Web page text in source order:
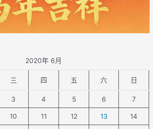
2020年 6月
三 四 五 六 日
3 4 5 6 7
10 11 12 13 14